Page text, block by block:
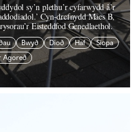
sy’n plethu’r cyfarwydd â’r
Cyn-drefnydd Maes B,
Eisteddfod Genedlaethol.
Bwyd Diod Haf
Siopa
Agored